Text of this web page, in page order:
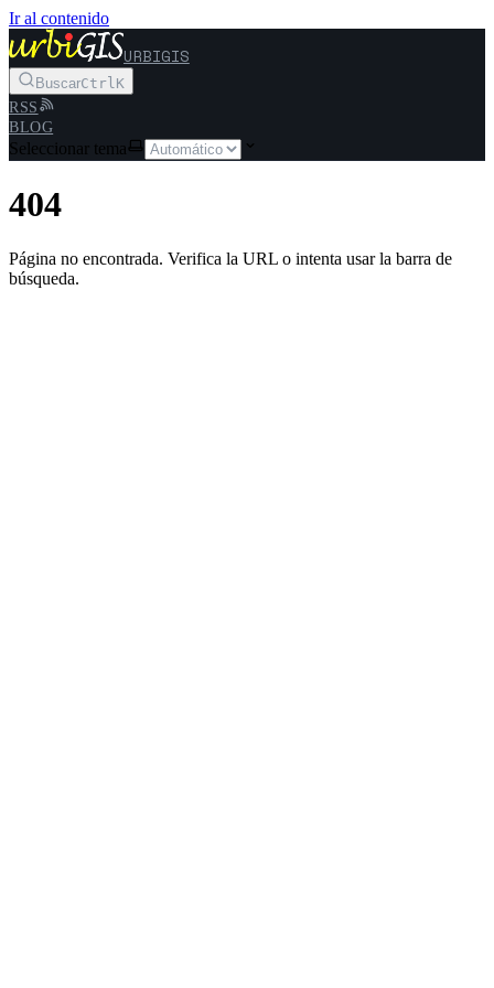
Ir al contenido
URBIGIS
BuscarCtrlK
RSS
BLOG
Seleccionar tema
404
Página no encontrada. Verifica la URL o intenta usar la barra de
búsqueda.